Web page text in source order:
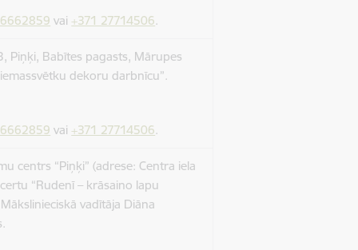
vai+371 27714506.
Piņķi, Babītes pagasts, Mārupes
dekoru darbnīcu”.
vai+371 27714506.
centrs “Piņķi” (adrese: Centra iela
“Rudenī – krāsaino lapu
vadītāja Diāna